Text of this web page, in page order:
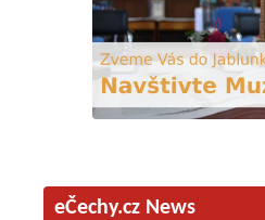
eČechy.cz News